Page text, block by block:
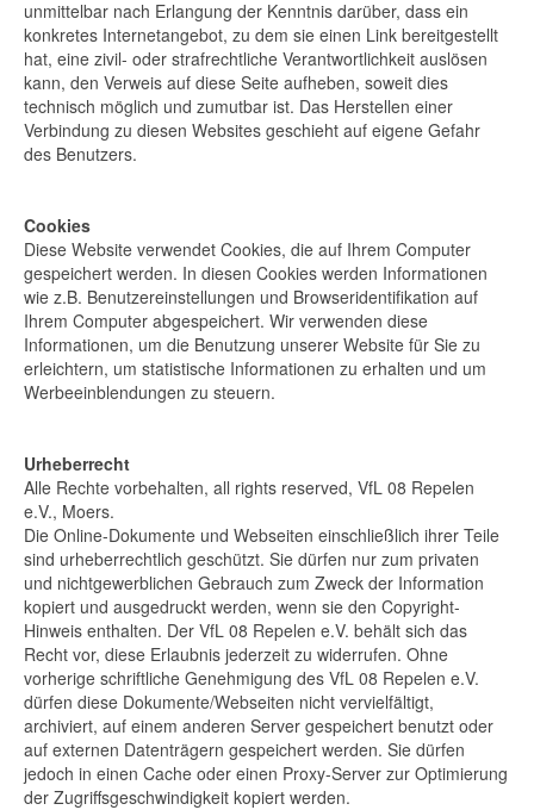
unmittelbar nach Erlangung der Kenntnis darüber, dass ein
konkretes Internetangebot, zu dem sie einen Link bereitgestellt
hat, eine zivil- oder strafrechtliche Verantwortlichkeit auslösen
kann, den Verweis auf diese Seite aufheben, soweit dies
technisch möglich und zumutbar ist. Das Herstellen einer
Verbindung zu diesen Websites geschieht auf eigene Gefahr
des Benutzers.
Cookies
Diese Website verwendet Cookies, die auf Ihrem Computer
gespeichert werden. In diesen Cookies werden Informationen
wie z.B. Benutzereinstellungen und Browseridentifikation auf
Ihrem Computer abgespeichert. Wir verwenden diese
Informationen, um die Benutzung unserer Website für Sie zu
erleichtern, um statistische Informationen zu erhalten und um
Werbeeinblendungen zu steuern.
Urheberrecht
Alle Rechte vorbehalten, all rights reserved, VfL 08 Repelen
e.V., Moers.
Die Online-Dokumente und Webseiten einschließlich ihrer Teile
sind urheberrechtlich geschützt. Sie dürfen nur zum privaten
und nichtgewerblichen Gebrauch zum Zweck der Information
kopiert und ausgedruckt werden, wenn sie den Copyright-
Hinweis enthalten. Der VfL 08 Repelen e.V. behält sich das
Recht vor, diese Erlaubnis jederzeit zu widerrufen. Ohne
vorherige schriftliche Genehmigung des VfL 08 Repelen e.V.
dürfen diese Dokumente/Webseiten nicht vervielfältigt,
archiviert, auf einem anderen Server gespeichert benutzt oder
auf externen Datenträgern gespeichert werden. Sie dürfen
jedoch in einen Cache oder einen Proxy-Server zur Optimierung
der Zugriffsgeschwindigkeit kopiert werden.